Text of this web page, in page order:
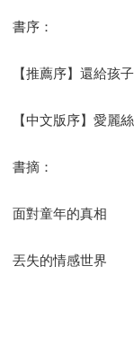
書序：
【推薦序】還給孩
【中文版序】愛麗
書摘：
面對童年的真相
丟失的情感世界